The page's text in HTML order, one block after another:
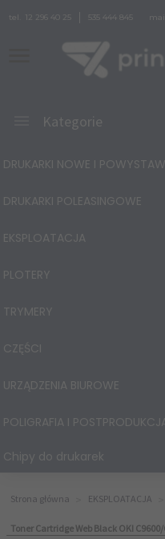
tel. 12 296 40 25 535 444 845
Kategorie
DRUKARKI NOWE I
DRUKARKI POLEASINGOWE
EKSPLOATACJA
PLOTERY
TRYMERY
CZĘŚCI
URZĄDZENIA BIUROWE
POLIGRAFIA I
Chipy do drukarek
Strona główna EKSPLOATACJA
Toner Cartridge Web Black OKI